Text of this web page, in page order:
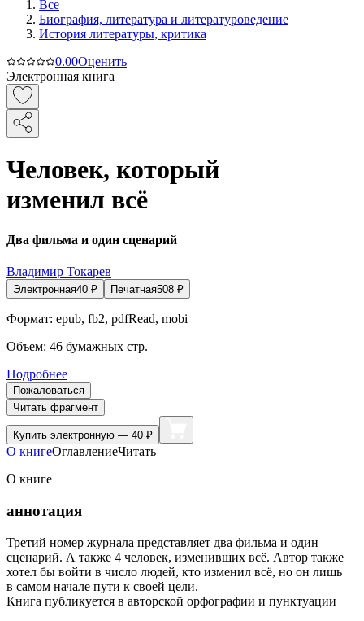
Все
Биография, литература и литературоведение
История литературы, критика
0.00Оценить
Электронная книга
Человек, который
изменил всё
Два фильма и один сценарий
Владимир Токарев
Электронная40 ₽ Печатная508 ₽
Формат: epub, fb2, pdfRead, mobi
Объем: 46 бумажных стр.
Подробнее
Пожаловаться
Читать фрагмент
Купить электронную — 40 ₽
О книгеОглавлениеЧитать
О книге
аннотация
Третий номер журнала представляет два фильма и один
сценарий. А также 4 человек, изменивших всё. Автор также
хотел бы войти в число людей, кто изменил всё, но он лишь
в самом начале пути к своей цели.
Книга публикуется в авторской орфографии и пунктуации